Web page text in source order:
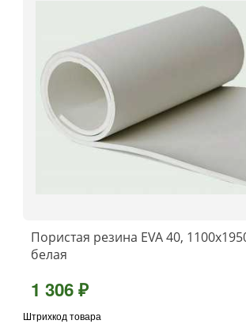
Пористая резина EVA 40,
белая
1 306 ₽
Штрихкод товара